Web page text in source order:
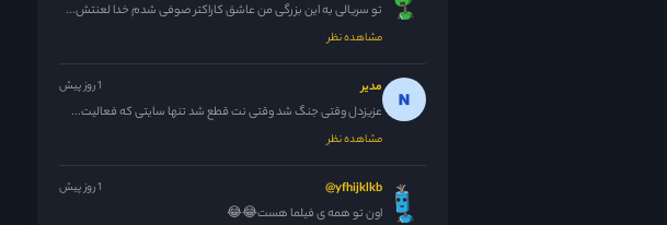
تو سریالی به این بزرگی من عاشق کاراکتر صوفی شدم خدا لعنتش...
مشاهده نظر
مدیر 1 روز پیش
عزیزدل وقتی جنگ شد وقتی نت قطع شد تنها سایتی که فعالیت...
مشاهده نظر
yfhijklkb@ 1 روز پیش
اون تو همه ی فیلما هست😂😂